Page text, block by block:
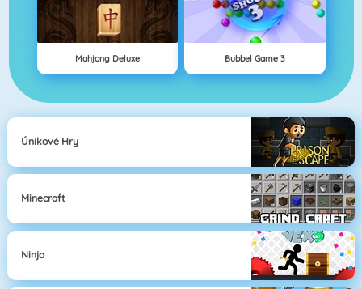
Mahjong Deluxe Bubbel Game 3
Únikové Hry
Minecraft
Ninja